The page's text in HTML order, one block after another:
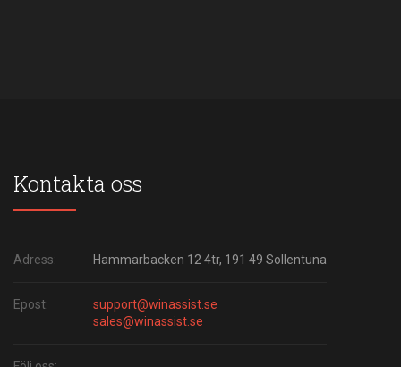
Kontakta oss
Adress: Hammarbacken 12 4tr, 191 49 Sollentuna
Epost:
support@winassist.se
sales@winassist.se